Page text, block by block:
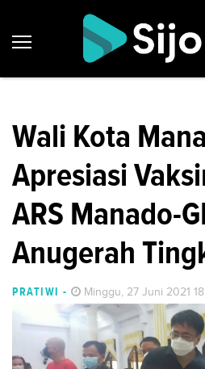
Wali Kota
Apresiasi
ARS Manado-
Anugerah
PRATIWI - Minggu, 27 Juni 2021